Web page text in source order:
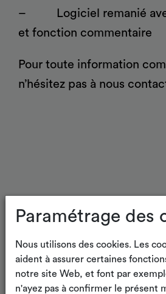
– Logiciel remanié
et fonction commentaire
Pour toute information
n’hésitez pas à nous
Paramétrage des
Nous utilisons des cookies. Les
aident à assurer certaines
notre site Web, et font par
n'ayez pas à confirmer le présent